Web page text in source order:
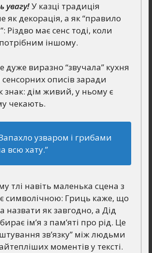
увагу!У казці традиція
як декорація, а як “правило
Різдво має сенс тоді, коли
іншому.
дуже виразно “звучала” кухня
сенсорних описів заради
знак: дім живий, у ньому є
чекають.
узваром і грибами
всю хату.”
тлі навіть маленька сцена з
символічною: Гриць каже, що
назвати як завгодно, а Дід
ім’я з пам’яті про рід. Це
зв’язку” між людьми
моментів у тексті.